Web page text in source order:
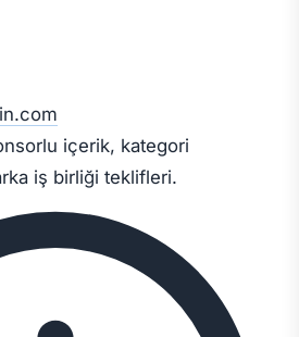
içerik, kategori
iş birliği teklifleri.